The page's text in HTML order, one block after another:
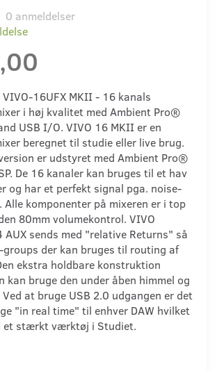
0 anmeldelser
16UFX MKII - 16 kanals
i høj kvalitet med Ambient Pro®
USB I/O. VIVO 16 MKII er en
beregnet til studie eller live brug.
er udstyret med Ambient Pro®
De 16 kanaler kan bruges til et hav
og har et perfekt signal pga. noise-
Alle komponenter på mixeren er i top
80mm volumekontrol. VIVO
AUX sends med "relative Returns" så
groups der kan bruges til routing af
ekstra holdbare konstruktion
kan bruge den under åben himmel og
at bruge USB 2.0 udgangen er det
"in real time" til enhver DAW hvilket
et stærkt værktøj i Studiet.